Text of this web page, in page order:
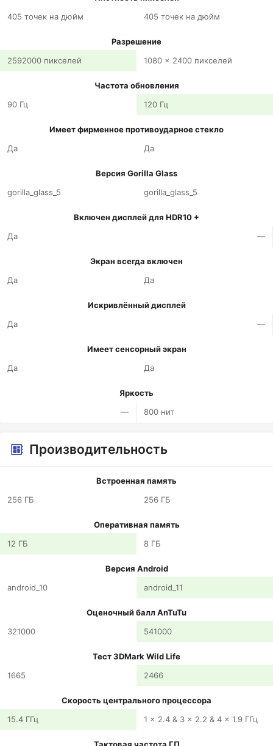
405 точек на дюйм
405 точек на дюйм
Разрешение
2592000 пикселей
1080 x 2400 пикселей
Частота обновления
90 Гц
120 Гц
Имеет фирменное противоударное стекло
Да
Да
Версия Gorilla Glass
gorilla_glass_5
gorilla_glass_5
Включен дисплей для HDR10 +
Да
—
Экран всегда включен
Да
Да
Искривлённый дисплей
Да
—
Имеет сенсорный экран
Да
Да
Яркость
—
800 нит
Производительность
Встроенная память
256 ГБ
256 ГБ
Оперативная память
12 ГБ
8 ГБ
Версия Android
android_10
android_11
Оценочный балл AnTuTu
321000
541000
Тест 3DMark Wild Life
1665
2466
Скорость центрального процессора
15.4 ГГц
1 x 2.4 & 3 x 2.2 & 4 x 1.9 ГГц